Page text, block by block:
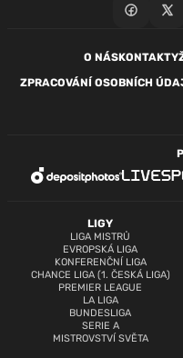
O NÁSKONTAKTY
ZPRACOVÁNÍ OSOBNÍCH
LIGY
LIGA MISTRŮ
EVROPSKÁ LIGA
KONFERENČNÍ LIGA
CHANCE LIGA (1. ČESKÁ LIGA)
PREMIER LEAGUE
LA LIGA
BUNDESLIGA
SERIE A
MISTROVSTVÍ SVĚTA